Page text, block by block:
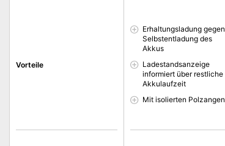
Vorteile
Erhaltungsladung gegen
Selbstentladung des
Akkus
Ladestandsanzeige
informiert über restliche
Akkulaufzeit
Mit isolierten Polzangen